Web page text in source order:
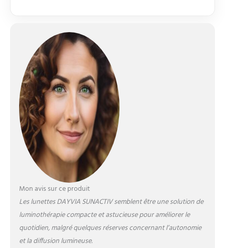
Mon avis sur ce produit
Les lunettes DAYVIA SUNACTIV semblent être une solution de
luminothérapie compacte et astucieuse pour améliorer le
quotidien, malgré quelques réserves concernant l’autonomie
et la diffusion lumineuse.